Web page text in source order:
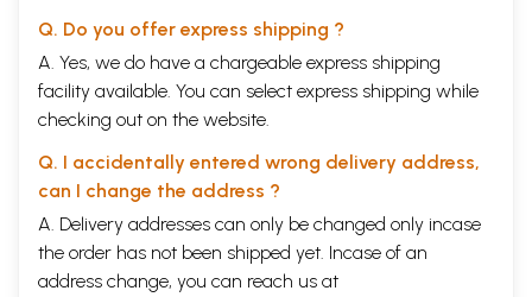
Q. Do you offer express shipping ?
A. Yes, we do have a chargeable express shipping
facility available. You can select express shipping while
checking out on the website.
Q. I accidentally entered wrong delivery address,
can I change the address ?
A. Delivery addresses can only be changed only incase
the order has not been shipped yet. Incase of an
address change, you can reach us at